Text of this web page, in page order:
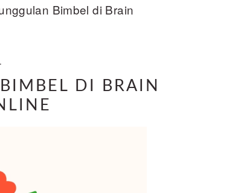
Bimbel di Brain
DI BRAIN